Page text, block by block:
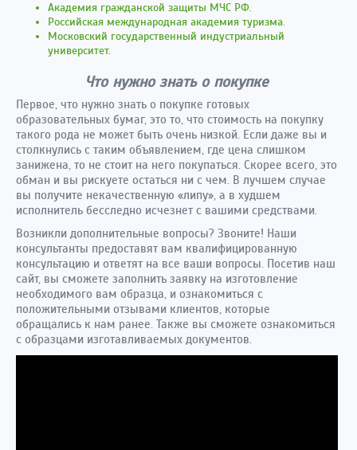
Академия гражданской защиты МЧС РФ.
Российская международная академия туризма.
Московский государственный индустриальный
университет.
Что нужно знать о покупке
Первое, что нужно знать о покупке готовых
образовательных бумаг, это то, что стоимость на покупку
такого рода не может быть очень низкой. Если даже вы и
столкнулись с таким объявлением, где цена слишком
занижена, то не стоит на него покупаться. Скорее всего, это
обман и вы рискуете остаться ни с чем. В лучшем случае
вы получите некачественную «липу», а в худшем
исполнитель бесследно исчезнет с вашими средствами.
Возникли дополнительные вопросы? Звоните! Наши
консультанты предоставят вам квалифицированную
консультацию и ответят на все ваши вопросы. Посетив наш
сайт, вы сможете заполнить заявку на изготовление
необходимого вам образца, и ознакомиться с
положительными отзывами клиентов, которые
обращались к нам ранее. Также вы сможете ознакомиться
с образцами изготавливаемых документов.